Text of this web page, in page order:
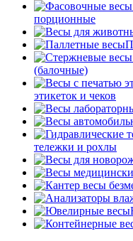
порционные
(балочные)
этикеток и чеков
тележки и рохлы